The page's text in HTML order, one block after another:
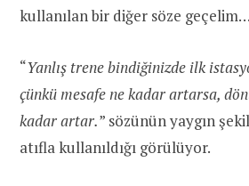
kullanılan bir diğer söze geçelim…
“Yanlış trene bindiğinizde ilk
çünkü mesafe ne kadar artarsa,
kadar artar.” sözünün yaygın
atıfla kullanıldığı görülüyor.